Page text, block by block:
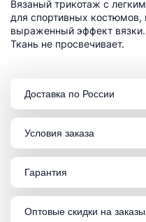
Вязаный трикотаж с
для спортивных костюмов,
выраженный эффект вязки.
Ткань не просвечивает.
Доставка по России
Условия заказа
Гарантия
Оптовые скидки на заказы